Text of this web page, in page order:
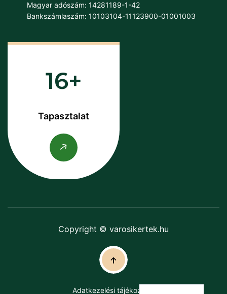
Magyar adószám: 14281189-1-42
Bankszámlaszám: 10103104-11123900-01001003
16
Tapasztalat
Copyright © varosikertek.hu
Adatkezelési tájékoztató